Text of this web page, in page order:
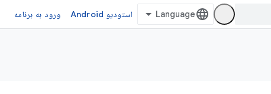
استودیو Android ورود به برنامه